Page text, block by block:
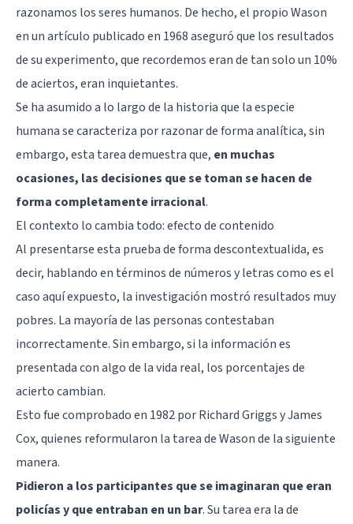
razonamos los seres humanos. De hecho, el propio Wason
en un artículo publicado en 1968 aseguró que los resultados
de su experimento, que recordemos eran de tan solo un 10%
de aciertos, eran inquietantes.
Se ha asumido a lo largo de la historia que la especie
humana se caracteriza por razonar de forma analítica, sin
embargo, esta tarea demuestra que, en muchas
ocasiones, las decisiones que se toman se hacen de
forma completamente irracional.
El contexto lo cambia todo: efecto de contenido
Al presentarse esta prueba de forma descontextualida, es
decir, hablando en términos de números y letras como es el
caso aquí expuesto, la investigación mostró resultados muy
pobres. La mayoría de las personas contestaban
incorrectamente. Sin embargo, si la información es
presentada con algo de la vida real, los porcentajes de
acierto cambian.
Esto fue comprobado en 1982 por Richard Griggs y James
Cox, quienes reformularon la tarea de Wason de la siguiente
manera.
Pidieron a los participantes que se imaginaran que eran
policías y que entraban en un bar. Su tarea era la de